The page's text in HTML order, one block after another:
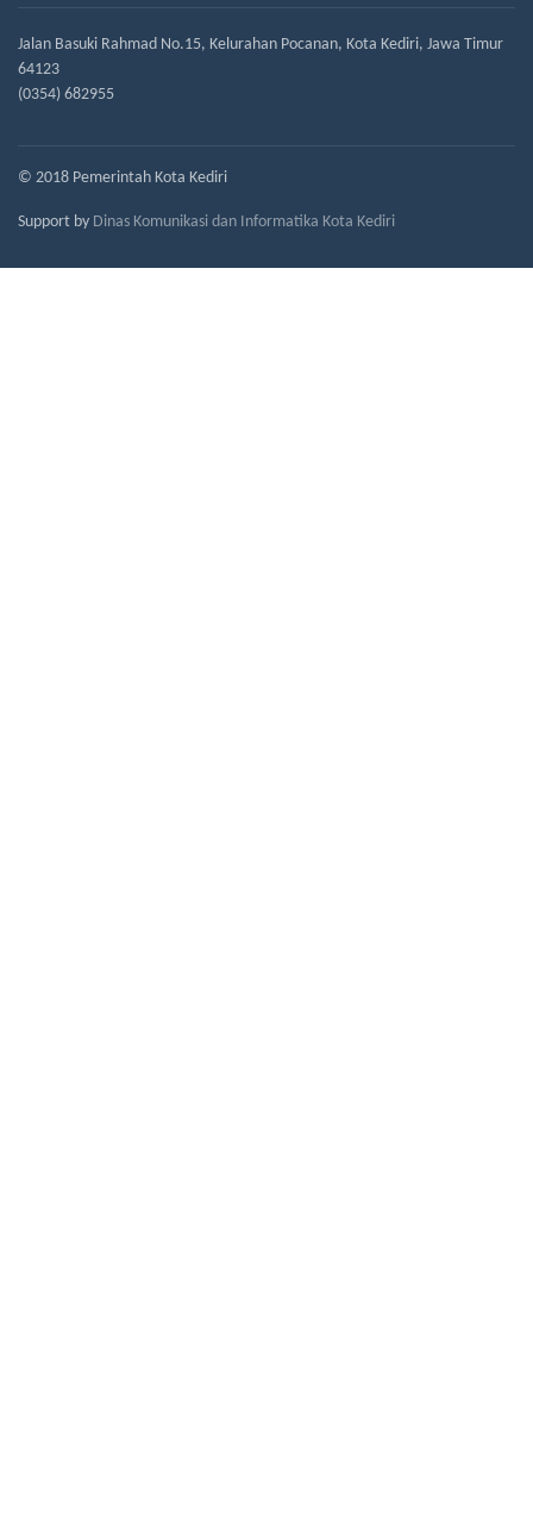
Jalan Basuki Rahmad No.15, Kelurahan Pocanan, Kota Kediri, Jawa Timur
64123
(0354) 682955
© 2018 Pemerintah Kota Kediri
Support by Dinas Komunikasi dan Informatika Kota Kediri